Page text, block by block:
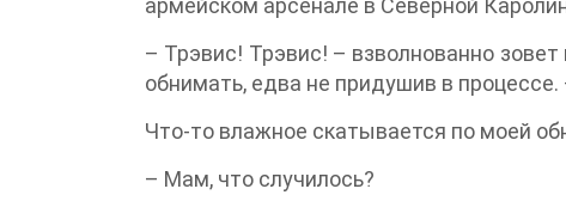
армейском арсенале в Северной
– Трэвис! Трэвис! – взволнованно
обнимать, едва не придушив в процессе.
Что-то влажное скатывается по моей
– Мам, что случилось?